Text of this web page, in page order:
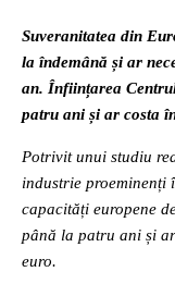
Suveranitatea din
la îndemână și ar
an. Înființarea
patru ani și ar costa
Potrivit unui studiu
industrie
capacități europene
până la patru ani și
euro.